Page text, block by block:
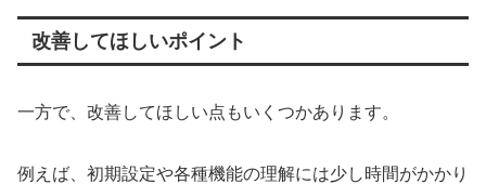
改善してほしいポイント
一方で、改善してほしい点もいくつかあります。
例えば、初期設定や各種機能の理解には少し時間がかかり